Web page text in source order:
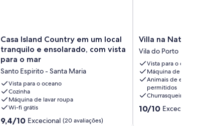
Casa
Island
Country
em
um
local
tranquilo
e
ensolarado,
com
Casa Island Country em um local
tranquilo e ensolarado, com vista
para o mar
Santo Espirito - Santa Maria
Vista para o oceano
Cozinha
Máquina de lavar roupa
Wi-fi grátis
Pontuação
9,4/10 Excecional (20 avaliações)
Villa
na
Natureza
Vila
do
Porto
Villa na Natureza
Vila do Porto
Vista para o oceano
Máquina de secar roupa
Animais de estimação
permitidos
Churrasqueira
Pontuação
10/10 Excecional